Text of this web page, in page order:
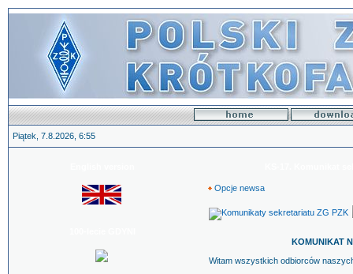
Piątek, 7.8.2026, 6:55
Opcje newsa
KOMUNIKAT
Witam wszystkich odbiorców